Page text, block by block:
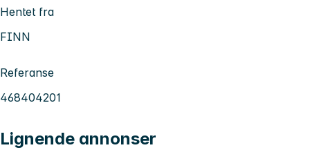
Hentet fra
FINN
Referanse
468404201
Lignende annonser